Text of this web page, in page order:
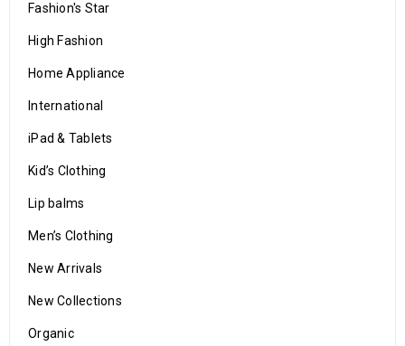
Fashion's Star
High Fashion
Home Appliance
International
iPad & Tablets
Kid’s Clothing
Lip balms
Men’s Clothing
New Arrivals
New Collections
Organic